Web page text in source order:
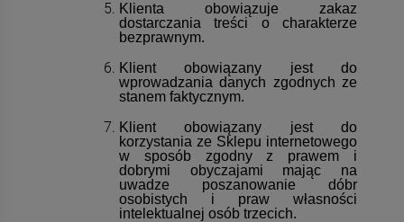
Klienta obowiązuje zakaz
dostarczania treści o charakterze
bezprawnym.
Klient obowiązany jest do
wprowadzania danych zgodnych ze
stanem faktycznym.
Klient obowiązany jest do
korzystania ze Sklepu internetowego
w sposób zgodny z prawem i
dobrymi obyczajami mając na
uwadze poszanowanie dóbr
osobistych i praw własności
intelektualnej osób trzecich.